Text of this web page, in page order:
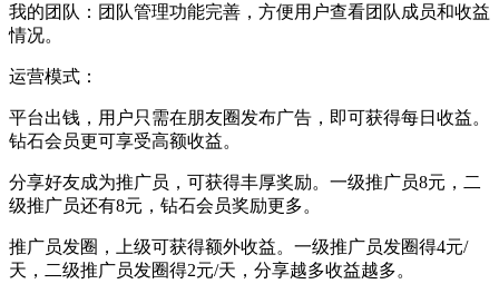
我的团队：团队管理功能完善，方便用户查看团队成员和收益
情况。
运营模式：
平台出钱，用户只需在朋友圈发布广告，即可获得每日收益。
钻石会员更可享受高额收益。
分享好友成为推广员，可获得丰厚奖励。一级推广员8元，二
级推广员还有8元，钻石会员奖励更多。
推广员发圈，上级可获得额外收益。一级推广员发圈得4元/
天，二级推广员发圈得2元/天，分享越多收益越多。